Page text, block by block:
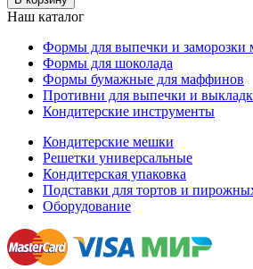
Наш каталог
Формы для выпечки и заморозки
Формы для шоколада
Формы бумажные для маффинов
Противни для выпечки и
Кондитерские инструменты
Кондитерские мешки
Решетки универсальные
Кондитерская упаковка
Подставки для тортов и
Оборудование